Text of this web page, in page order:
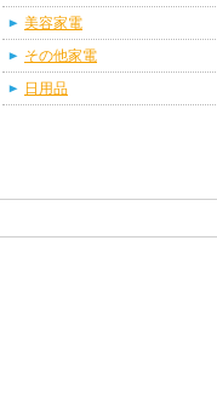
美容家電
その他家電
日用品